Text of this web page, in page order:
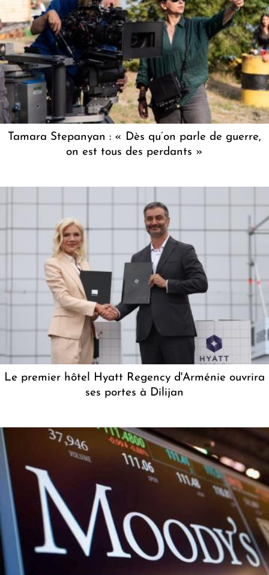
Tamara Stepanyan : « Dès qu’on parle de guerre,
on est tous des perdants »
Le premier hôtel Hyatt Regency d'Arménie ouvrira
ses portes à Dilijan